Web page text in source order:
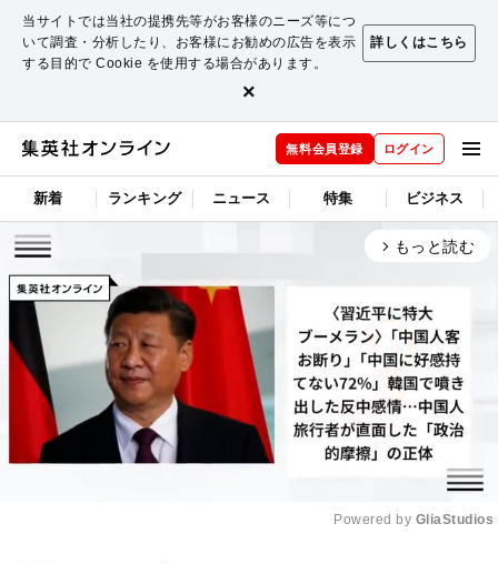
当サイトでは当社の提携先等がお客様のニーズ等につ
いて調査・分析したり、お客様にお勧めの広告を表示
する目的で Cookie を使用する場合があります。
詳しくはこちら
×
無料会員登録 ログイン
新着 ランキング ニュース 特集 ビジネス
arrow_forward_ios もっと読む
Powered by GliaStudios